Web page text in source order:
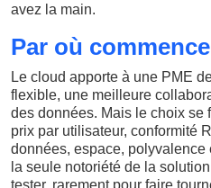
avez la main.
Par où
Le cloud apporte à une PME
flexible, une meilleure
des données. Mais le choix se
prix par utilisateur, conformité
données, espace, polyvalence
la seule notoriété de la
tester, rarement pour faire